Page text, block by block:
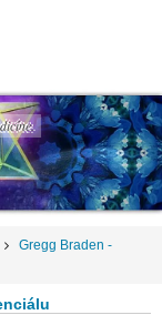
Gregg Braden -